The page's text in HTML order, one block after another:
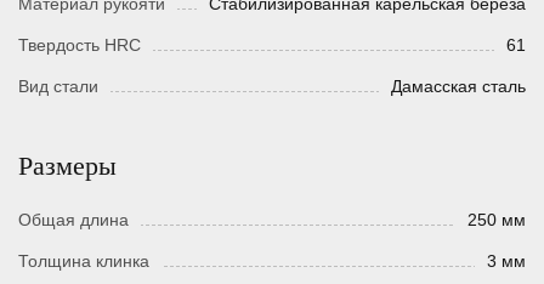
Твердость HRC 61
Вид стали Дамасская сталь
Размеры
Общая длина 250 мм
Толщина клинка 3 мм